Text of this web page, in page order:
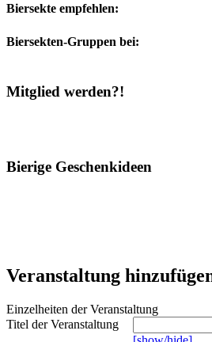
Biersekte empfehlen:
Biersekten-Gruppen bei:
Mitglied werden?!
Bierige Geschenkideen
Veranstaltung
Einzelheiten der Veranstaltung
Titel der Veranstaltung